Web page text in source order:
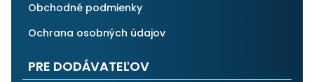
Obchodné podmienky
Ochrana osobných údajov
PRE DODÁVATEĽOV